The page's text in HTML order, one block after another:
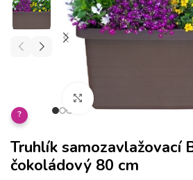
Klikněte pro zvětšení
?
Truhlík samozavlažovací
čokoládový 80 cm